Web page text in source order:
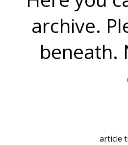
archive.
beneath.
article